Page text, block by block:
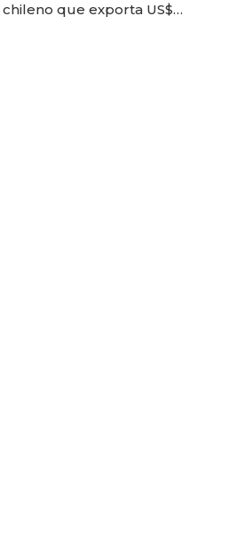
que exporta US$